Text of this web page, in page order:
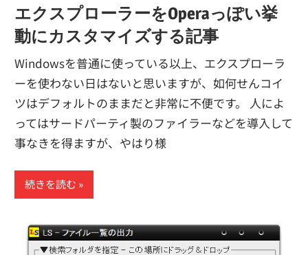
エクスプローラーをOperaっぽい挙
動にカスタマイズする記事
Windowsを普通に使っている以上、エクスプローラ
ーを使わない日はないと思いますが、如何せんコイ
ツはデフォルトのままだと非常に不便です。 人によ
ってはサードパーティ製のファイラーなどを導入して
事なきを得ますが、やはり様
続きを読む